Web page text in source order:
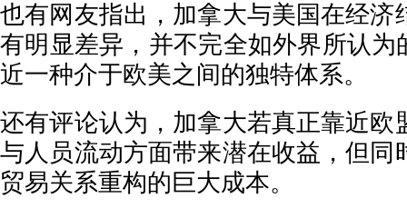
也有网友指出，加拿大与美国在经济
有明显差异，并不完全如外界所认为
近一种介于欧美之间的独特体系。
还有评论认为，加拿大若真正靠近欧
与人员流动方面带来潜在收益，但同
贸易关系重构的巨大成本。